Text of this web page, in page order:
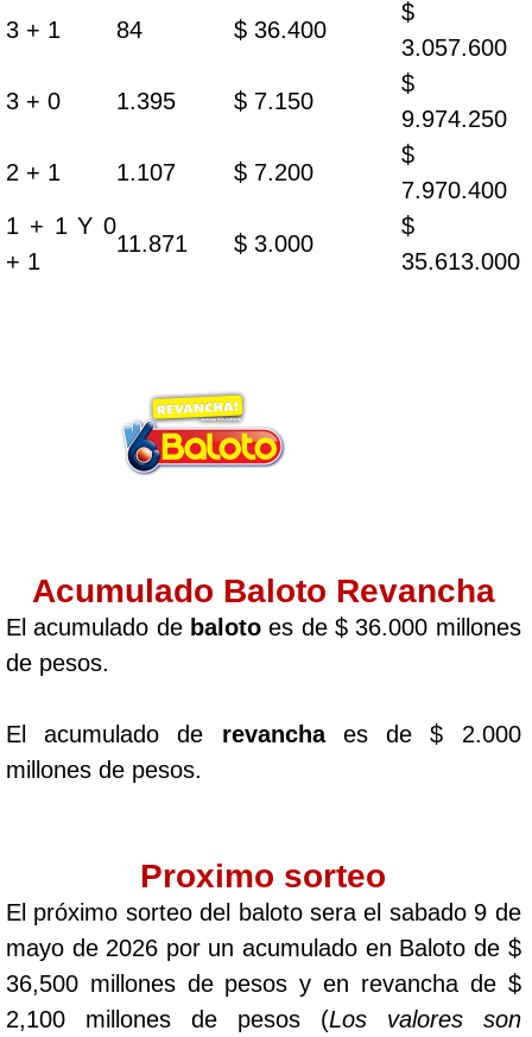
3 + 1 84 $ 36.400
$
3.057.600
3 + 0 1.395 $ 7.150
$
9.974.250
2 + 1 1.107 $ 7.200
$
7.970.400
1 + 1 Y 0
+ 1
11.871 $ 3.000
$
35.613.000
Acumulado Baloto Revancha
El acumulado de balotoes de $ 36.000 millones
de pesos.
El acumulado de revanchaes de $ 2.000
millones de pesos.
Proximo sorteo
El próximo sorteo del baloto sera el sabado 9 de
mayo de 2026 por un acumulado en Baloto de $
36,500 millones de pesos y en revancha de $
2,100 millones de pesos (Los valores son